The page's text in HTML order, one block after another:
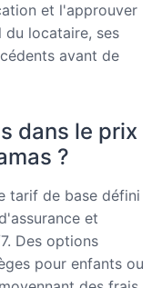
et l'approuver
du locataire, ses
avant de
dans le prix
?
tarif de base défini
et
Des options
pour enfants ou